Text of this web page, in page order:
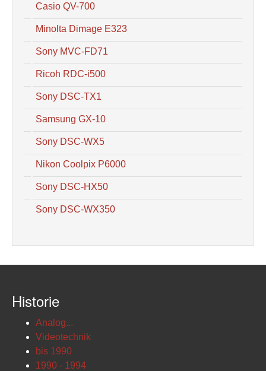
Casio QV-700
Minolta Dimage E323
Sony MVC-FD71
Ricoh RDC-i500
Sony DSC-TX1
Samsung GX-10
Sony DSC-WX5
Nikon Coolpix P6000
Sony DSC-HX50
Sony DSC-WX350
Historie
Analog...
Videotechnik
bis 1990
1990 - 1994